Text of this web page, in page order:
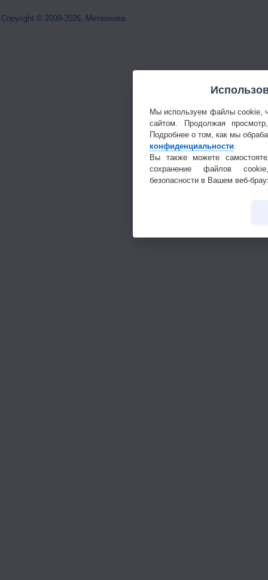
Copyright © 2009-2026, Метеонова
Мы используем файлы cookie,
сайтом. Продолжая
Подробнее о том, как мы
конфиденциальности
Вы также можете
сохранение файлов
безопасности в Вашем веб-